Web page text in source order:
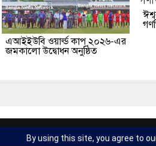
এআইইউবি ওয়ার্ল্ড কাপ ২০২৬-এর
জমকালো উদ্বোধন অনুষ্ঠিত
By using this site, you agree to